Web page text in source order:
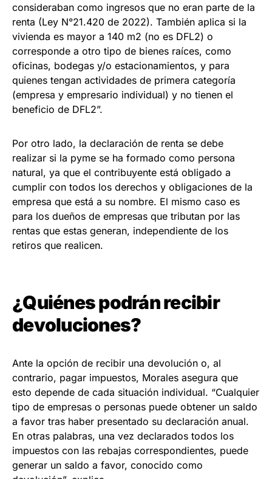
consideraban como ingresos que no eran parte de la
renta (Ley N°21.420 de 2022). También aplica si la
vivienda es mayor a 140 m2 (no es DFL2) o
corresponde a otro tipo de bienes raíces, como
oficinas, bodegas y/o estacionamientos, y para
quienes tengan actividades de primera categoría
(empresa y empresario individual) y no tienen el
beneficio de DFL2”.
Por otro lado, la declaración de renta se debe
realizar si la pyme se ha formado como persona
natural, ya que el contribuyente está obligado a
cumplir con todos los derechos y obligaciones de la
empresa que está a su nombre. El mismo caso es
para los dueños de empresas que tributan por las
rentas que estas generan, independiente de los
retiros que realicen.
¿Quiénes podrán recibir
devoluciones?
Ante la opción de recibir una devolución o, al
contrario, pagar impuestos, Morales asegura que
esto depende de cada situación individual. “Cualquier
tipo de empresas o personas puede obtener un saldo
a favor tras haber presentado su declaración anual.
En otras palabras, una vez declarados todos los
impuestos con las rebajas correspondientes, puede
generar un saldo a favor, conocido como